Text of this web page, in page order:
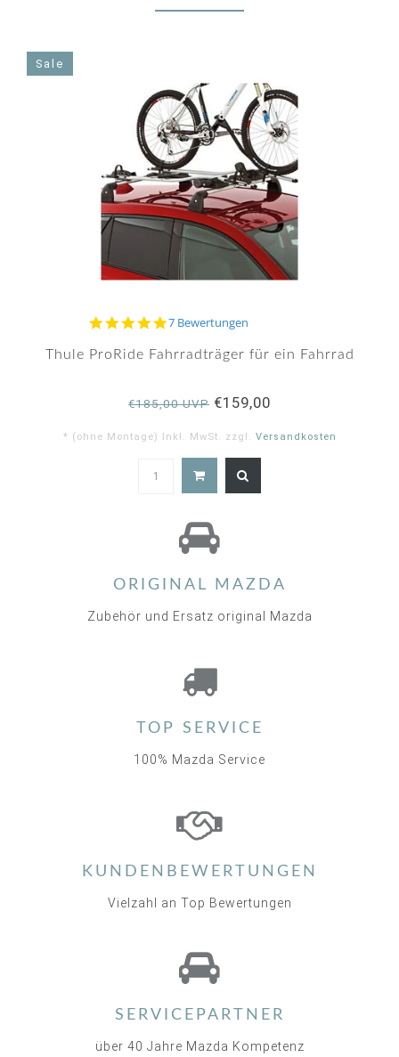
Sale
5.0
rating
7 Bewertungen
Thule ProRide Fahrradträger für ein Fahrrad
€185,00 UVP €159,00
* (ohne Montage) Inkl. MwSt. zzgl. Versandkosten
ORIGINAL MAZDA
Zubehör und Ersatz original Mazda
TOP SERVICE
100% Mazda Service
KUNDENBEWERTUNGEN
Vielzahl an Top Bewertungen
SERVICEPARTNER
über 40 Jahre Mazda Kompetenz